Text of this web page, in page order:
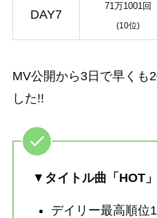
DAY7
71万1001回
(10位)
MV公開から3日で早くも
した!!
▼ タイトル曲「HOT」
デイリー最高順位